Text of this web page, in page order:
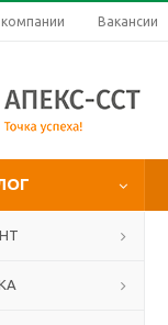
Вакансии